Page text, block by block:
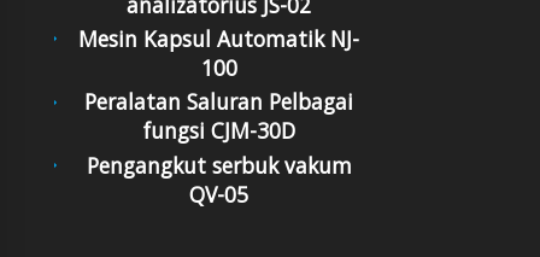
Mesin Kapsul Automatik NJ-
100
Peralatan Saluran Pelbagai
fungsi CJM-30D
Pengangkut serbuk vakum
QV-05